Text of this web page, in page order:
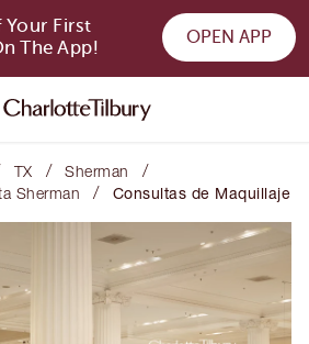
Your First
The App!
OPEN APP
TX / Sherman /
Sherman / Consultas de Maquillaje